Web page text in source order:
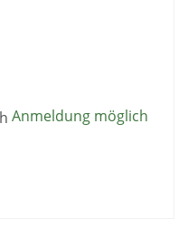
Anmeldung möglich